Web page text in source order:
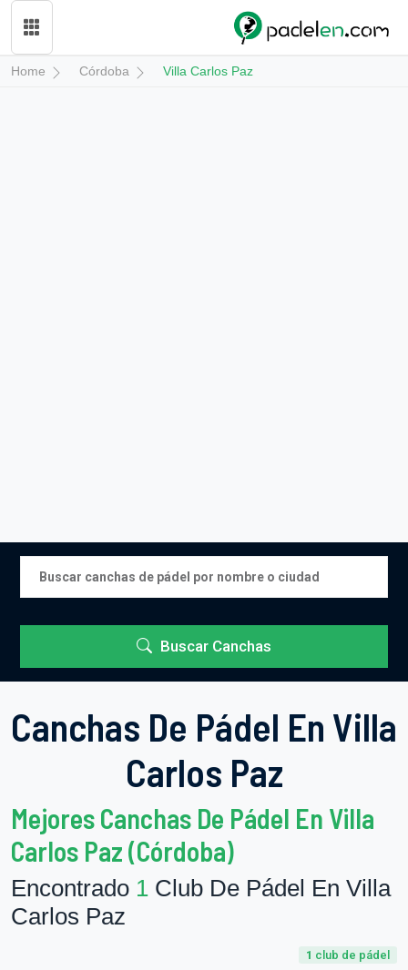
Home Córdoba Villa Carlos Paz
Buscar Canchas
Canchas De Pádel En Villa
Carlos Paz
Mejores Canchas De Pádel En Villa
Carlos Paz (Córdoba)
Encontrado 1 Club De Pádel En Villa
Carlos Paz
1 club de pádel